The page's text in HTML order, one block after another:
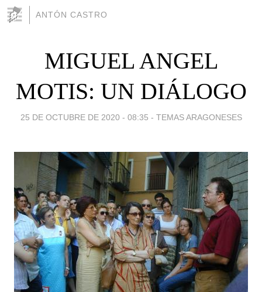
ANTÓN CASTRO
MIGUEL ANGEL
MOTIS: UN DIÁLOGO
25 DE OCTUBRE DE 2020 - 08:35 - TEMAS ARAGONESES